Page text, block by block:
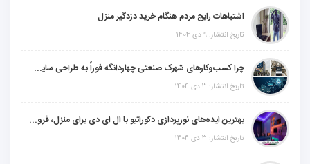
اشتباهات رایج مردم هنگام خرید دزدگیر منزل
تاریخ انتشار: 9 دی 1404
چرا کسب‌وکارهای شهرک صنعتی چهاردانگه فوراً به طراحی سایت نیاز دارند؟
تاریخ انتشار: 3 دی 1404
بهترین ایده‌های نورپردازی دکوراتیو با ال ای دی برای منزل، فروشگاه و دفتر کار
تاریخ انتشار: 3 دی 1404